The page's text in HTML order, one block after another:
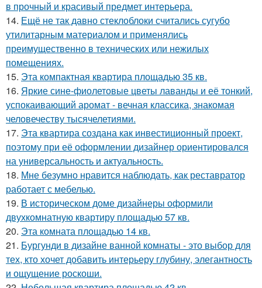
в прочный и красивый предмет интерьера.
14. Ещё не так давно стеклоблоки считались сугубо
утилитарным материалом и применялись
преимущественно в технических или нежилых
помещениях.
15. Эта компактная квартира площадью 35 кв.
16. Яркие сине-фиолетовые цветы лаванды и её тонкий,
успокаивающий аромат - вечная классика, знакомая
человечеству тысячелетиями.
17. Эта квартира создана как инвестиционный проект,
поэтому при её оформлении дизайнер ориентировался
на универсальность и актуальность.
18. Мне безумно нравится наблюдать, как реставратор
работает с мебелью.
19. В историческом доме дизайнеры оформили
двухкомнатную квартиру площадью 57 кв.
20. Эта комната площадью 14 кв.
21. Бургунди в дизайне ванной комнаты - это выбор для
тех, кто хочет добавить интерьеру глубину, элегантность
и ощущение роскоши.